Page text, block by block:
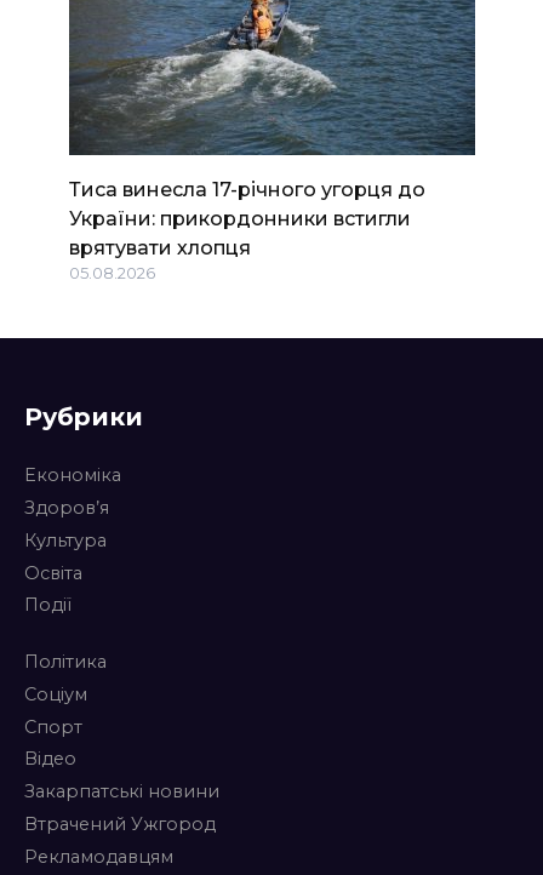
Тиса винесла 17-річного угорця до
України: прикордонники встигли
врятувати хлопця
05.08.2026
Рубрики
Економіка
Здоров’я
Культура
Освіта
Події
Політика
Соціум
Спорт
Відео
Закарпатські новини
Втрачений Ужгород
Рекламодавцям